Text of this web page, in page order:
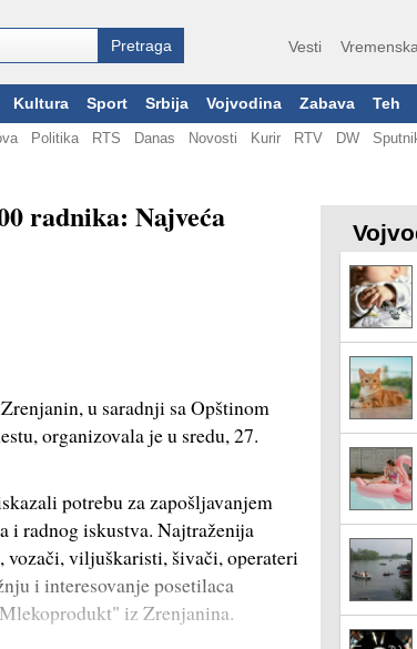
Vesti
Kultura Sport Srbija Vojvodina Zabava Teh
Politika RTS Danas Novosti Kurir RTV DW
radnika: Najveća
u saradnji sa Opštinom
organizovala je u sredu, 27.
potrebu za zapošljavanjem
radnog iskustva. Najtraženija
vozači, viljuškaristi, šivači, operateri
i interesovanje posetilaca
iz Zrenjanina.